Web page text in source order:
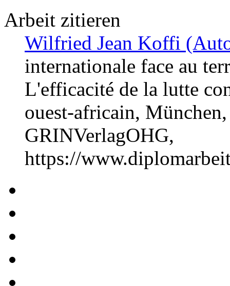
Arbeit zitieren
Wilfried Jean Koffi
internationale face au
L'efficacité de la lutte
ouest-africain,
GRINVerlagOHG,
https://